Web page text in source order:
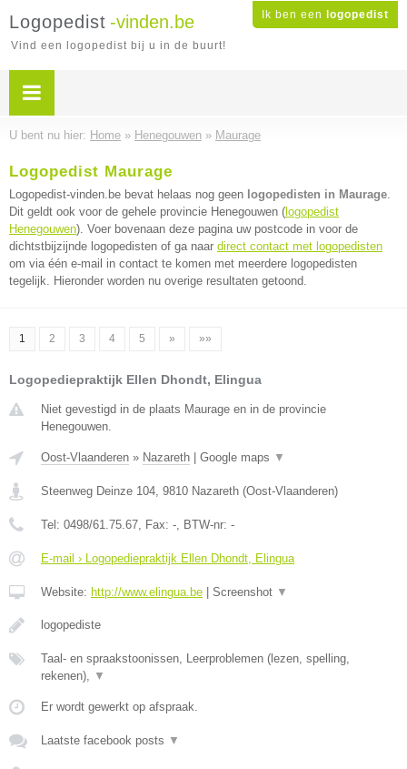
Ik ben een logopedist
Logopedist -vinden.be
Vind een logopedist bij u in de buurt!
U bent nu hier: Home » Henegouwen » Maurage
Logopedist Maurage
Logopedist-vinden.be bevat helaas nog geen logopedisten in Maurage.
Dit geldt ook voor de gehele provincie Henegouwen ( logopedist
Henegouwen). Voer bovenaan deze pagina uw postcode in voor de
dichtstbijzijnde logopedisten of ga naar direct contact met logopedisten
om via één e-mail in contact te komen met meerdere logopedisten
tegelijk. Hieronder worden nu overige resultaten getoond.
1 2 3 4 5 » »»
Logopediepraktijk Ellen Dhondt, Elingua
Niet gevestigd in de plaats Maurage en in de provincie
Henegouwen.
Oost-Vlaanderen » Nazareth Google maps ▼
Steenweg Deinze 104, 9810 Nazareth (Oost-Vlaanderen)
Tel: 0498/61.75.67, Fax: -, BTW-nr: -
E-mail › Logopediepraktijk Ellen Dhondt, Elingua
Website: http://www.elingua.be Screenshot ▼
logopediste
Taal- en spraakstoonissen, Leerproblemen (lezen, spelling,
rekenen), ▼
Er wordt gewerkt op afspraak.
Laatste facebook posts ▼